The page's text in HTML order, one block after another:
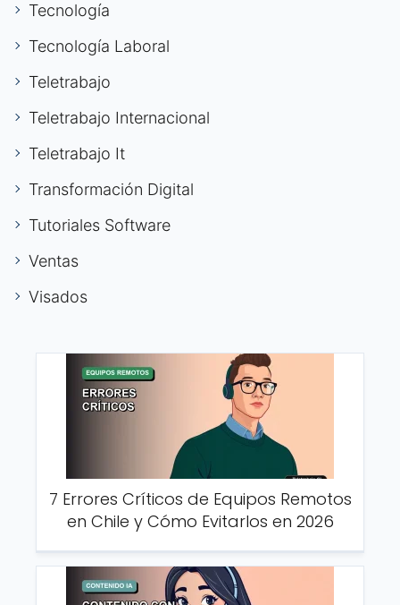
Tecnología
Tecnología Laboral
Teletrabajo
Teletrabajo Internacional
Teletrabajo It
Transformación Digital
Tutoriales Software
Ventas
Visados
7 Errores Críticos de Equipos Remotos
en Chile y Cómo Evitarlos en 2026